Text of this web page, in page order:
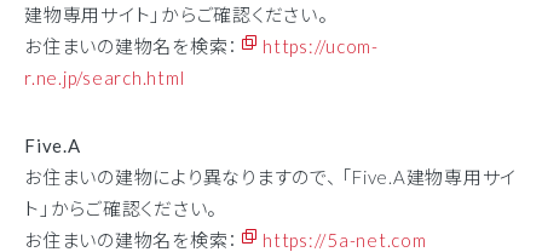
建物専用サイト」からご確認ください。
お住まいの建物名を検索：
https://ucom-
r.ne.jp/search.html
Five.A
お住まいの建物により異なりますので、 「Five.A建物専用サイ
ト」からご確認ください。
お住まいの建物名を検索：
https://5a-net.com